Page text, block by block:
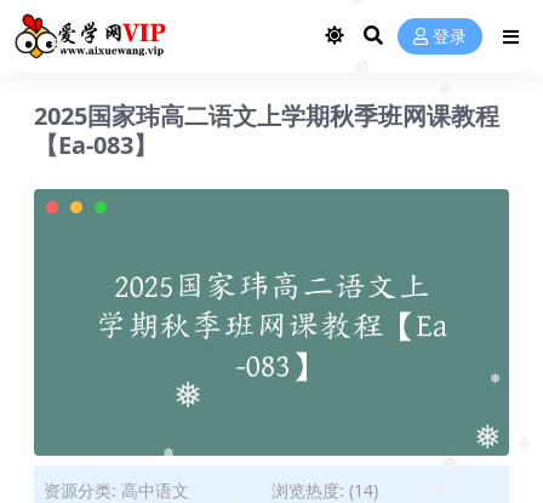
❅
❅
❅
❅
❅
❅
登录
2025国家玮高二语文上学期秋季班网课教程
【Ea-083】
资源分类: 高中语文
浏览热度: (14)